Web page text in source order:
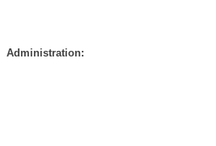
Administration: